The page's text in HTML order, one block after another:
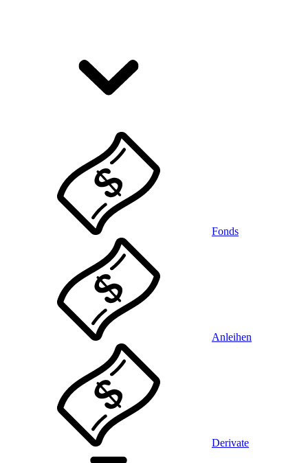
Fonds
Anleihen
Derivate